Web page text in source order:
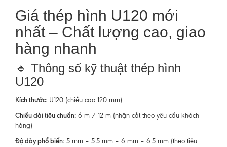
Giá thép hình U120 mới
nhất – Chất lượng cao, giao
hàng nhanh
🔹 Thông số kỹ thuật thép hình
U120
Kích thước: U120 (chiều cao 120 mm)
Chiều dài tiêu chuẩn: 6 m / 12 m (nhận cắt theo yêu cầu khách
hàng)
Độ dày phổ biến: 5 mm – 5.5 mm – 6 mm – 6.5 mm (theo tiêu